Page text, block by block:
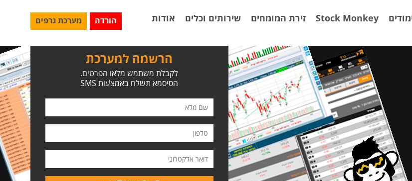
מערכת גרפים הורדה Stock Monkey זירת המומחים שירותים וכלים אודות
הרשמה למערכת
לקבלת משתמש מלאו הפרטים.
הסיסמא תשלח באמצעות SMS